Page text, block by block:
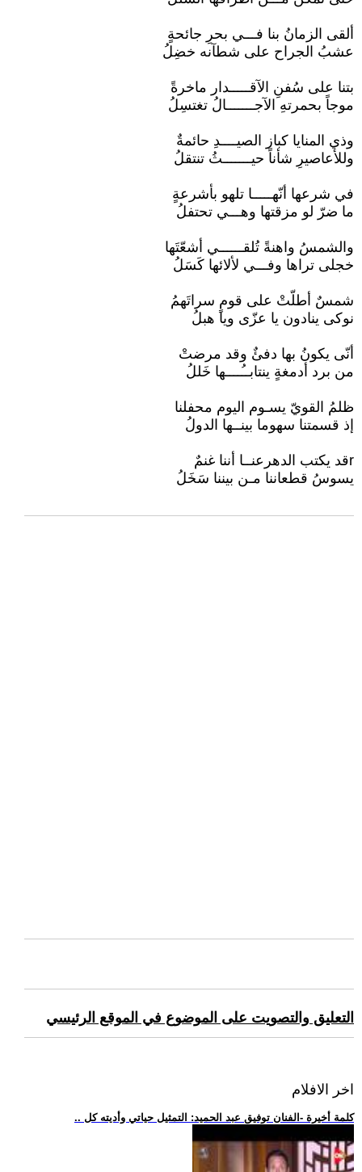
ألقى الزمانُ بنا فـــي بحرِ جائحةٍ
عشبُ الجراح على شطآنه خضِلُ
بتنا على سُفنِ الآقـــــدار ماخرةً
موجاً بحمرتهِ الآجـــــــالُ تغتسِلُ
وذي المنايا كباز الصيــــدِ حائمةٌ
وللأعاصيرِ شأناً حيـــــــثُ تنتقلُ
في شرعها أنّهـــــا تلهو بأشرعةٍ
ما ضرّ لو مزقتها وهـــي تحتفلُ
والشمسُ واهنةً تُلقــــــي أشعّتَها
خجلى تراها وفـــي لألائها كَسَلُ
شمسٌ أطلّتْ على قومٍ سراتَهمُ
نوكى ينادون يا عزّى ويا هبلُ
أنّى يكونُ بها دفئٌ وقد مرضتْ
من برد أدمغةٍ ينتابــُــــها خَللُ
ظلمُ القويّ يسـوم اليوم محفلنا
إذ قسمتنا سهوما بينــها الدولُ
rقد يكتب الدهرعنــا أننا غنمٌ
يسوسُ قطعاننا مـن بيننا سَخَلُ
التعليق والتصويت على الموضوع في الموقع الرئيسي
اخر الافلام
.. كلمة أخيرة -الفنان توفيق عبد الحميد: التمثيل حياتي وأديته كل